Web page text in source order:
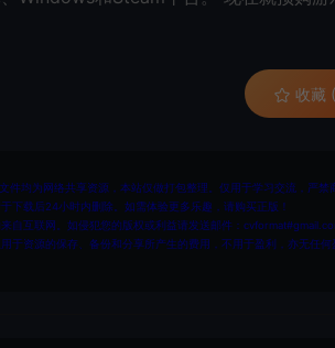
收藏
件均为网络共享资源，本站仅做打包整理。仅用于学习交流，严
下载后24小时内删除。如需体验更多乐趣，请购买正版！
自互联网。如侵犯您的版权或利益请发送邮件：
于资源的保存、备份和分享所产生的费用，不用于盈利，亦无任何